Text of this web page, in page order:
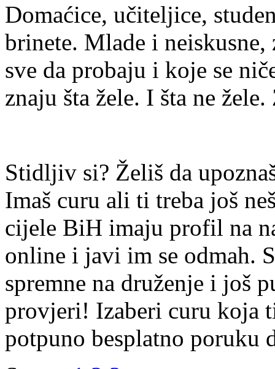
Domaćice, učiteljice,
brinete. Mlade i
sve da probaju i koje se
znaju šta žele. I šta ne
Stidljiv si? Želiš da
Imaš curu ali ti treba još
cijele BiH imaju profil na
online i javi im se odmah.
spremne na druženje i još
provjeri! Izaberi curu koja
potpuno besplatno poruku